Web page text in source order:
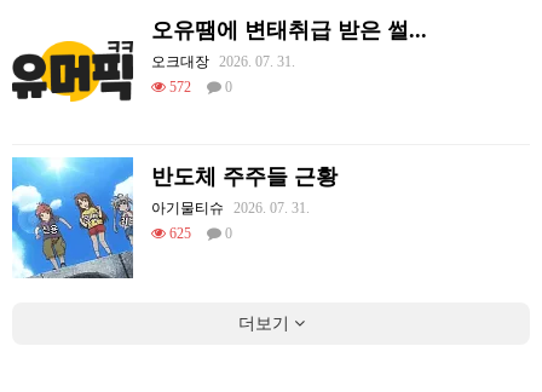
오유땜에 변태취급 받은 썰...
오크대장 2026. 07. 31.
572
0
반도체 주주들 근황
아기물티슈
2026. 07. 31.
625
0
더보기